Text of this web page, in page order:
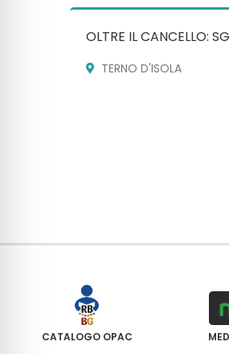
OLTRE IL CANCELLO:
TERNO D'ISOLA
CATALOGO OPAC